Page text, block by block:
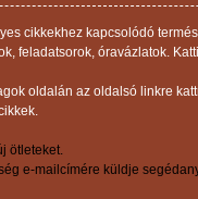
cikkekhez kapcsolódó
feladatsorok, óravázlatok.
oldalán az oldalsó linkre
ötleteket.
e-mailcímére küldje